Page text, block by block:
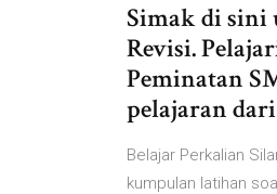
Simak di sini
Revisi.
Peminatan
pelajaran
Belajar Perkalian
kumpulan latihan